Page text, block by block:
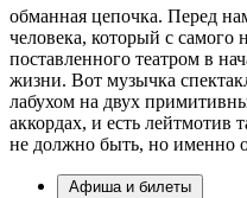
обманная цепочка. Перед
человека, который с самого
поставленного театром в
жизни. Вот музычка
лабухом на двух
аккордах, и есть лейтмотив
не должно быть, но именно
Афиша и билеты